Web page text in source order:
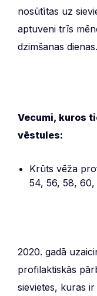
nosūtītas uz
aptuveni trīs
dzimšanas dienas.
Vecumi, kuros
vēstules:
Krūts vēža
54, 56, 58,
2020. gadā
profilaktiskās
sievietes, kuras ir